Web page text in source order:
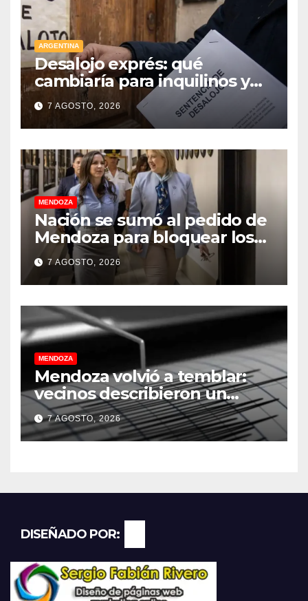
ARGENTINA
Desalojo exprés: qué
cambiaría para inquilinos y
dueños con el proyecto que
tuvo media sanción en la
Cámara alta
7 AGOSTO, 2026
MENDOZA
Nación se sumó al pedido de
Mendoza para bloquear los
celulares en las cárceles de la
provincia
7 AGOSTO, 2026
MENDOZA
Mendoza volvió a temblar:
vecinos describieron un
“sacudón” acompañado por
un fuerte estruendo
7 AGOSTO, 2026
DISEÑADO POR: